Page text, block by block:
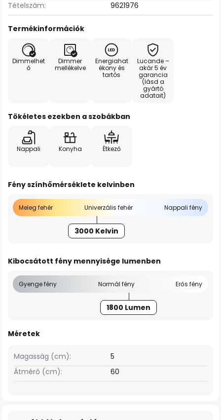
Tételszám:
9621976
Termékinformációk
Dimmelhet
ő
Dimmer
mellékelve
Energiahat
ékony és
tartós
Lucande –
akár 5 év
garancia
(lásd a
gyártó
adatait)
Tökéletes ezekben a szobákban
Nappali Konyha Étkező
Fény színhőmérséklete kelvinben
Meleg fehér Univerzális fehér Nappali fény
3000 Kelvin
Kibocsátott fény mennyisége lumenben
Gyenge fény Normál fény Erős fény
1800 Lumen
Méretek
Magasság (cm):
5
Átmérő (cm):
60